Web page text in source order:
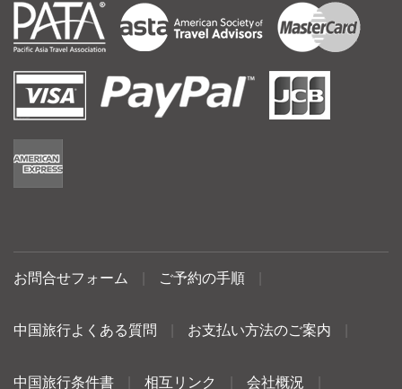
お問合せフォーム ご予約の手順
中国旅行よくある質問 お支払い方法のご案内
中国旅行条件書 相互リンク 会社概況